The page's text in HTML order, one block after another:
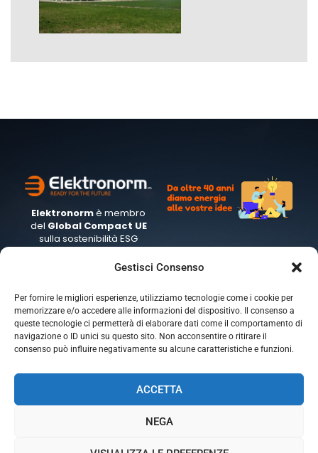
Gestisci Consenso
Per fornire le migliori esperienze, utilizziamo tecnologie come i cookie per
memorizzare e/o accedere alle informazioni del dispositivo. Il consenso a
queste tecnologie ci permetterà di elaborare dati come il comportamento di
navigazione o ID unici su questo sito. Non acconsentire o ritirare il
consenso può influire negativamente su alcune caratteristiche e funzioni.
ACCETTA
NEGA
Elektronormè membro
del Global Compact UE
sulla sostenibilità ESG
Headquarter
via G. Galilei 19
20060 GESSATE (MI)
Sede di Genova
Piazza Marsala 1
16122 GENOVA (GE)